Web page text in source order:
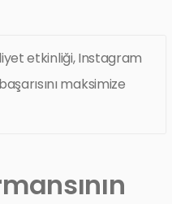
etkinliği, Instagram
maksimize